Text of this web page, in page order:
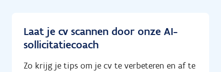
Laat je cv scannen door onze AI-
sollicitatiecoach
Zo krijg je tips om je cv te verbeteren en af te